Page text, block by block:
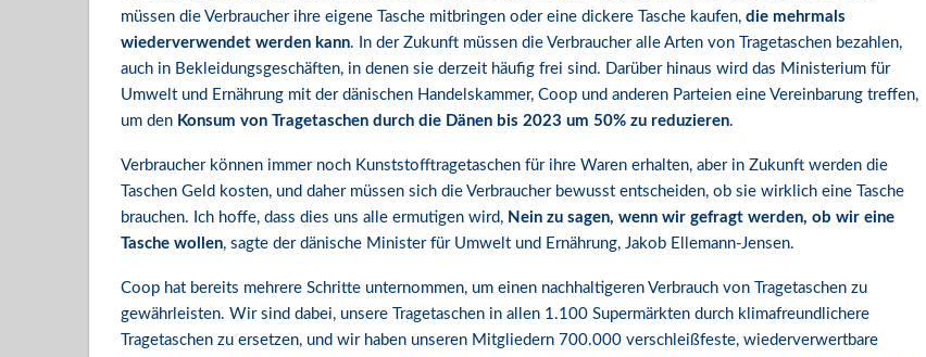
müssen die Verbraucher ihre eigene Tasche mitbringen oder eine dickere Tasche kaufen, die mehrmals
wiederverwendet werden kann. In der Zukunft müssen die Verbraucher alle Arten von Tragetaschen bezahlen,
auch in Bekleidungsgeschäften, in denen sie derzeit häufig frei sind. Darüber hinaus wird das Ministerium für
Umwelt und Ernährung mit der dänischen Handelskammer, Coop und anderen Parteien eine Vereinbarung treffen,
um den Konsum von Tragetaschen durch die Dänen bis 2023 um 50% zu reduzieren.
Verbraucher können immer noch Kunststofftragetaschen für ihre Waren erhalten, aber in Zukunft werden die
Taschen Geld kosten, und daher müssen sich die Verbraucher bewusst entscheiden, ob sie wirklich eine Tasche
brauchen. Ich hoffe, dass dies uns alle ermutigen wird, Nein zu sagen, wenn wir gefragt werden, ob wir eine
Tasche wollen, sagte der dänische Minister für Umwelt und Ernährung, Jakob Ellemann-Jensen.
Coop hat bereits mehrere Schritte unternommen, um einen nachhaltigeren Verbrauch von Tragetaschen zu
gewährleisten. Wir sind dabei, unsere Tragetaschen in allen 1.100 Supermärkten durch klimafreundlichere
Tragetaschen zu ersetzen, und wir haben unseren Mitgliedern 700.000 verschleißfeste, wiederverwertbare